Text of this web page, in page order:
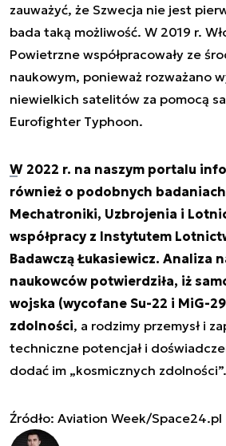
zauważyć, że Szwecja nie jest
bada taką możliwość. W 2019 r.
Powietrzne współpracowały ze
naukowym, ponieważ rozważano
niewielkich satelitów za pomocą
Eurofighter Typhoon.
W 2022 r. na naszym portalu
również o podobnych badaniach
Mechatroniki, Uzbrojenia i
współpracy z Instytutem
Badawczą Łukasiewicz. Analiza
naukowców potwierdziła, iż
wojska (wycofane Su-22 i MiG-
zdolności, a rodzimy przemysł i
techniczne potencjał i
dodać im „kosmicznych zdolności”.
Źródło: Aviation Week/Space24.pl